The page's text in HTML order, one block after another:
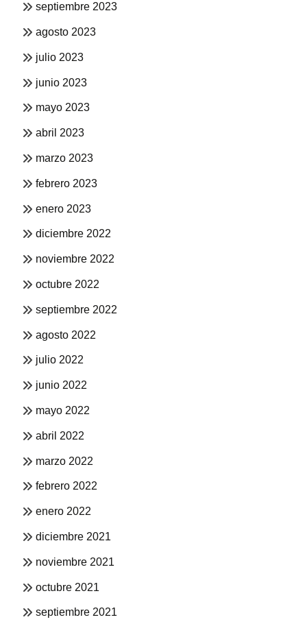
septiembre 2023
agosto 2023
julio 2023
junio 2023
mayo 2023
abril 2023
marzo 2023
febrero 2023
enero 2023
diciembre 2022
noviembre 2022
octubre 2022
septiembre 2022
agosto 2022
julio 2022
junio 2022
mayo 2022
abril 2022
marzo 2022
febrero 2022
enero 2022
diciembre 2021
noviembre 2021
octubre 2021
septiembre 2021